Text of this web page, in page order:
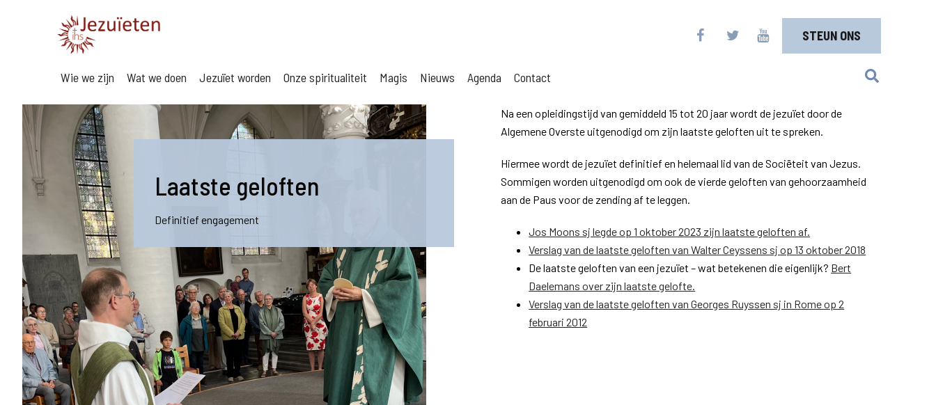
STEUN ONS
Wie we zijn Wat we doen Jezuïet worden Onze spiritualiteit Magis Nieuws Agenda Contact
Laatste geloften
Definitief engagement
Na een opleidingstijd van gemiddeld 15 tot 20 jaar wordt de jezuïet door de
Algemene Overste uitgenodigd om zijn laatste geloften uit te spreken.
Hiermee wordt de jezuïet definitief en helemaal lid van de Sociëteit van Jezus.
Sommigen worden uitgenodigd om ook de vierde geloften van gehoorzaamheid
aan de Paus voor de zending af te leggen.
Jos Moons sj legde op 1 oktober 2023 zijn laatste geloften af.
Verslag van de laatste geloften van Walter Ceyssens sj op 13 oktober 2018
De laatste geloften van een jezuïet – wat betekenen die eigenlijk? Bert
Daelemans over zijn laatste gelofte.
Verslag van de laatste geloften van Georges Ruyssen sj in Rome op 2
februari 2012